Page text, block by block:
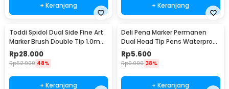
+ Keranjang + Keranjang
Toddi Spidol Dual Side Fine Art
Marker Brush Double Tip 1.0mm
6.0mm 24 Warna - CY-006
Rp28.000
Rp52.900 48%
+ Keranjang
Deli Pena Marker Permanen
Dual Head Tip Pens Waterproof
- 6824
Rp5.600
Rp9.000 38%
+ Keranjang